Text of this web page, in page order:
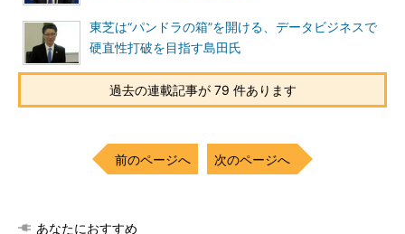
東芝は“パンドラの箱”を開ける、データビジネスで
硬直性打破を目指す島田氏
過去の連載記事が 79 件あります
前のページへ 次のページへ
あなたにおすすめ